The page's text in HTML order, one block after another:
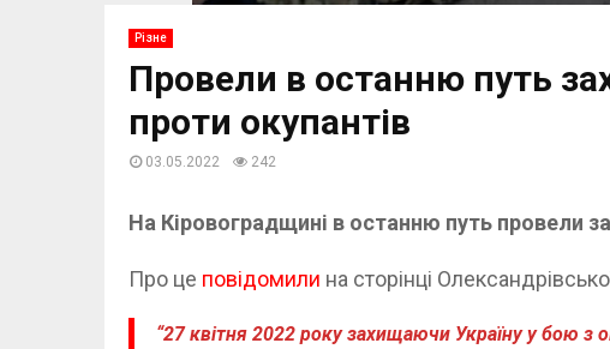
Різне
Провели в останню путь
проти окупантів
03.05.2022 242
На Кіровоградщині в останню путь провели
Про це повідомили на сторінці
“27 квітня 2022 року захищаючи Україну у бою з